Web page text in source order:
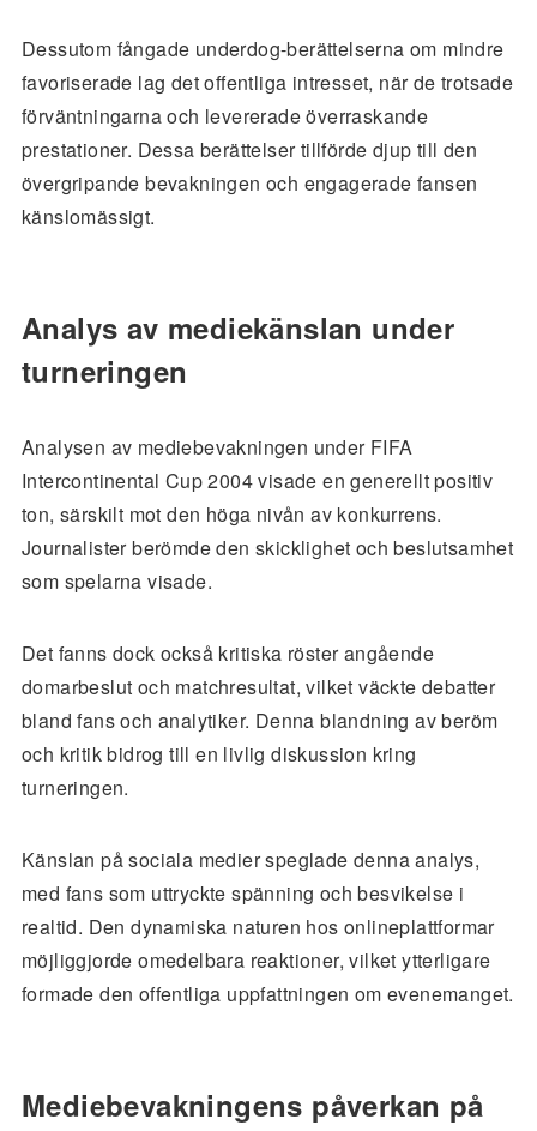
Dessutom fångade underdog-berättelserna om mindre
favoriserade lag det offentliga intresset, när de trotsade
förväntningarna och levererade överraskande
prestationer. Dessa berättelser tillförde djup till den
övergripande bevakningen och engagerade fansen
känslomässigt.
Analys av mediekänslan under
turneringen
Analysen av mediebevakningen under FIFA
Intercontinental Cup 2004 visade en generellt positiv
ton, särskilt mot den höga nivån av konkurrens.
Journalister berömde den skicklighet och beslutsamhet
som spelarna visade.
Det fanns dock också kritiska röster angående
domarbeslut och matchresultat, vilket väckte debatter
bland fans och analytiker. Denna blandning av beröm
och kritik bidrog till en livlig diskussion kring
turneringen.
Känslan på sociala medier speglade denna analys,
med fans som uttryckte spänning och besvikelse i
realtid. Den dynamiska naturen hos onlineplattformar
möjliggjorde omedelbara reaktioner, vilket ytterligare
formade den offentliga uppfattningen om evenemanget.
Mediebevakningens påverkan på